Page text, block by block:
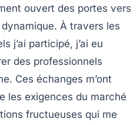
ouvert des portes vers
À travers les
j’ai participé, j’ai eu
des professionnels
Ces échanges m’ont
les exigences du marché
fructueuses qui me